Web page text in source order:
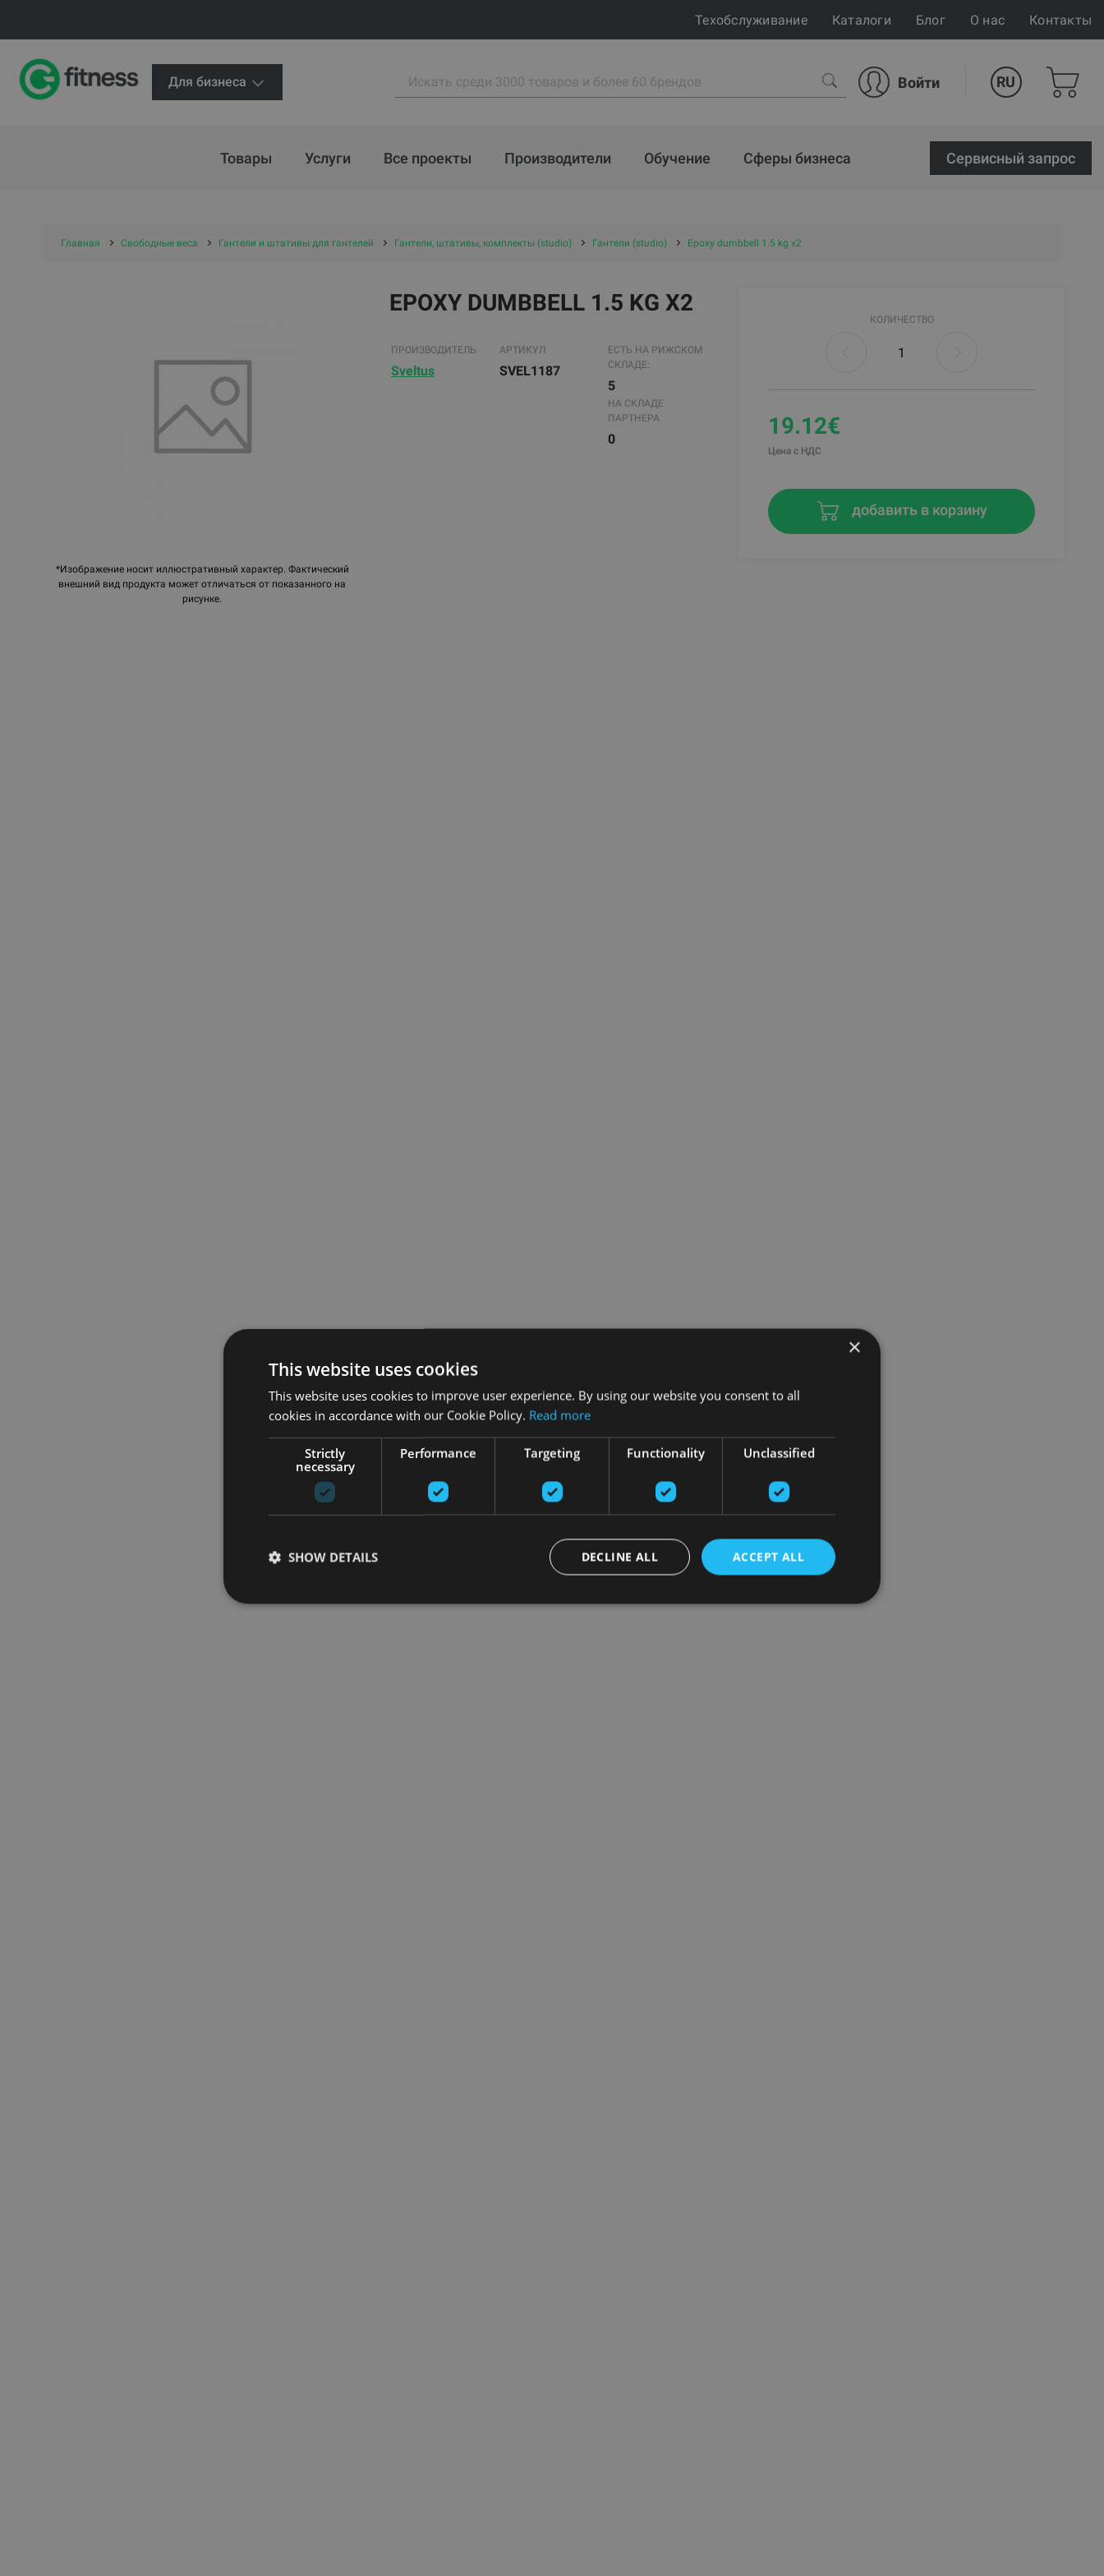
Техобслуживание Каталоги Блог О нас Контакты
Для бизнеса Войти RU
Товары Услуги Все проекты Производители Обучение Сферы бизнеса Cервисный запрос
Главная Свободные веса Гантели и штативы для гантелей Гантели, штативы, комплекты (studio) Гантели (studio) Epoxy dumbbell 1.5 kg x2
*Изображение носит иллюстративный характер. Фактический
внешний вид продукта может отличаться от показанного на
рисунке.
EPOXY DUMBBELL 1.5 KG X2
ПРОИЗВОДИТЕЛЬ
Sveltus
АРТИКУЛ
SVEL1187
ЕСТЬ НА РИЖСКОМ
СКЛАДЕ:
5
НА СКЛАДЕ
ПАРТНЕРА
0
КОЛИЧЕСТВО
19.12€
Цена с НДС
добавить в корзину
×
This website uses cookies
This website uses cookies to improve user experience. By using our website you consent to all
cookies in accordance with our Cookie Policy. Read more
Strictly
necessary
Performance Targeting Functionality Unclassified
ACCEPT ALL
DECLINE ALL
SHOW DETAILS